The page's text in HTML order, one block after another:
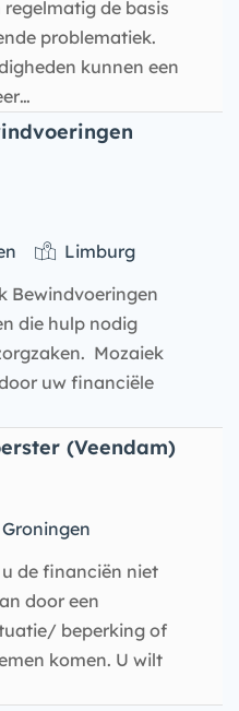
de basis
problematiek.
kunnen een
Limburg
Bewindvoeringen
die hulp nodig
Mozaiek
uw financiële
(Veendam)
Groningen
de financiën niet
door een
beperking of
komen. U wilt